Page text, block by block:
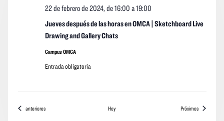
Jueves después de las horas en OMCA | Sketchboard Live
Drawing and Gallery Chats
22 de febrero de 2024, de 16:00 a19:00
Campus OMCA
Entrada obligatoria
Eventos
anteriores Hoy Próximoseventos